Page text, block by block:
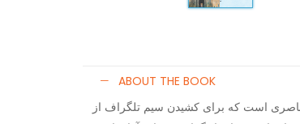
ABOUT THE BOOK
است که برای کشیدن سیم تلگراف از